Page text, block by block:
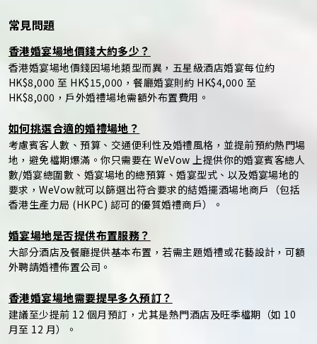
常見問題
香港婚宴場地價錢大約多少？
香港婚宴場地價錢因場地類型而異，五星級酒店婚宴每位約
HK$8,000 至 HK$15,000，餐廳婚宴則約 HK$4,000 至
HK$8,000，戶外婚禮場地需額外布置費用。
如何挑選合適的婚禮場地？
考慮賓客人數、預算、交通便利性及婚禮風格，並提前預約熱門場
地，避免檔期爆滿。你只需要在 WeVow 上提供你的婚宴賓客總人
數/婚宴總圍數、婚宴場地的總預算、婚宴型式、以及婚宴場地的
要求，WeVow就可以篩選出符合要求的結婚擺酒場地商戶（包括
香港生產力局 (HKPC) 認可的優質婚禮商戶）。
婚宴場地是否提供布置服務？
大部分酒店及餐廳提供基本布置，若需主題婚禮或花藝設計，可額
外聘請婚禮佈置公司。
香港婚宴場地需要提早多久預訂？
建議至少提前 12 個月預訂，尤其是熱門酒店及旺季檔期（如 10
月至 12 月）。